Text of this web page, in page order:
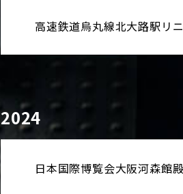
高速鉄道烏丸線北大路駅リ
2024
日本国際博覧会大阪河森館